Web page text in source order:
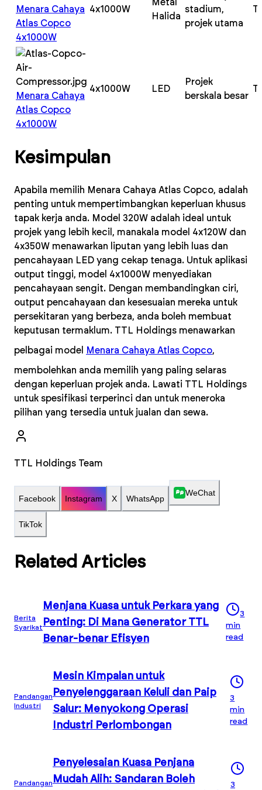
Menara Cahaya
Atlas Copco
4x1000W
4x1000W
Metal
Halida
stadium,
projek utama
Menara Cahaya
Atlas Copco
4x1000W
4x1000W LED
Projek
berskala besar
Kesimpulan
Apabila memilih Menara Cahaya Atlas Copco, adalah
penting untuk mempertimbangkan keperluan khusus
tapak kerja anda. Model 320W adalah ideal untuk
projek yang lebih kecil, manakala model 4x120W dan
4x350W menawarkan liputan yang lebih luas dan
pencahayaan LED yang cekap tenaga. Untuk aplikasi
output tinggi, model 4x1000W menyediakan
pencahayaan sengit. Dengan membandingkan ciri,
output pencahayaan dan kesesuaian mereka untuk
persekitaran yang berbeza, anda boleh membuat
keputusan termaklum. TTL Holdings menawarkan
pelbagai model Menara Cahaya Atlas Copco,
membolehkan anda memilih yang paling selaras
dengan keperluan projek anda. Lawati TTL Holdings
untuk spesifikasi terperinci dan untuk meneroka
pilihan yang tersedia untuk jualan dan sewa.
TTL Holdings Team
Facebook Instagram X WhatsApp
WeChat
TikTok
Related Articles
Berita
Syarikat
Menjana Kuasa untuk Perkara yang
Penting: Di Mana Generator TTL
Benar-benar Efisyen
3
min
read
Pandangan
Industri
Mesin Kimpalan untuk
Penyelenggaraan Keluli dan Paip
Salur: Menyokong Operasi
Industri Perlombongan
3
min
read
Pandangan
Penyelesaian Kuasa Penjana
Mudah Alih: Sandaran Boleh
3